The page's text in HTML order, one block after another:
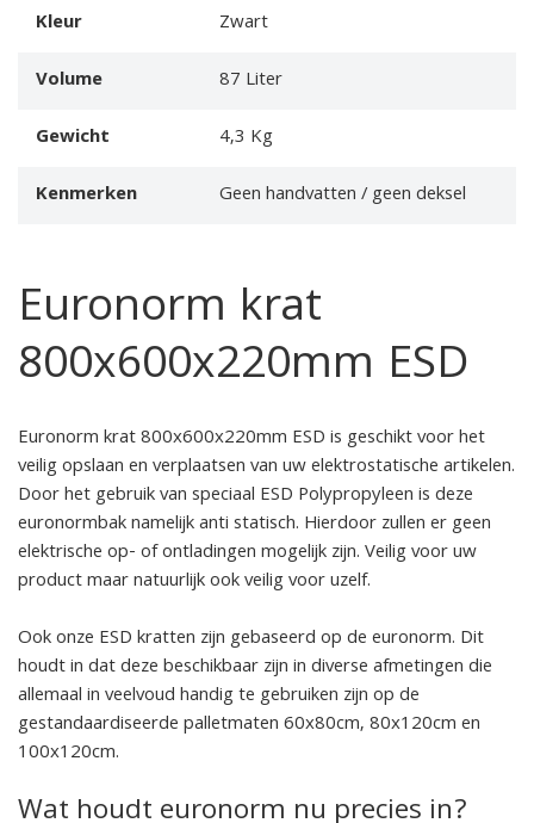
Kleur
Zwart
Volume
87 Liter
Gewicht
4,3 Kg
Kenmerken
Geen handvatten / geen deksel
Euronorm krat
800x600x220mm ESD
Euronorm krat 800x600x220mm ESD is geschikt voor het
veilig opslaan en verplaatsen van uw elektrostatische artikelen.
Door het gebruik van speciaal ESD Polypropyleen is deze
euronormbak namelijk anti statisch. Hierdoor zullen er geen
elektrische op- of ontladingen mogelijk zijn. Veilig voor uw
product maar natuurlijk ook veilig voor uzelf.
Ook onze ESD kratten zijn gebaseerd op de euronorm. Dit
houdt in dat deze beschikbaar zijn in diverse afmetingen die
allemaal in veelvoud handig te gebruiken zijn op de
gestandaardiseerde palletmaten 60x80cm, 80x120cm en
100x120cm.
Wat houdt euronorm nu precies in?